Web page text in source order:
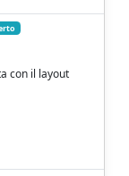
con il layout